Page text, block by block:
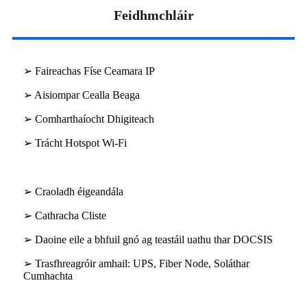
Feidhmchláir
➢ Faireachas Físe Ceamara IP
➢ Aisiompar Cealla Beaga
➢ Comharthaíocht Dhigiteach
➢ Trácht Hotspot Wi-Fi
➢ Craoladh éigeandála
➢ Cathracha Cliste
➢ Daoine eile a bhfuil gnó ag teastáil uathu thar DOCSIS
➢ Trasfhreagróir amhail: UPS, Fiber Node, Soláthar
Cumhachta